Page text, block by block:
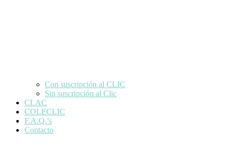
Con suscripción al CLIC
Sin suscripción al Clic
CLAC
COLECLIC
F.A.Q.’s
Contacto